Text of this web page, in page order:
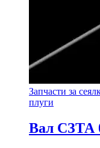
Запчасти за
плуги
Вал СЗТА